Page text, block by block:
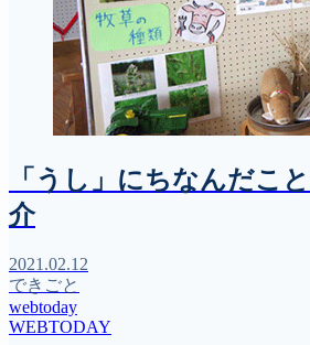
「うし」にちなんだこ
介
2021.02.12
できごと
webtoday
WEBTODAY